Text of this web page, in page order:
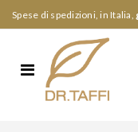
Spese di spedizioni, in Italia,
Toggle
Nav